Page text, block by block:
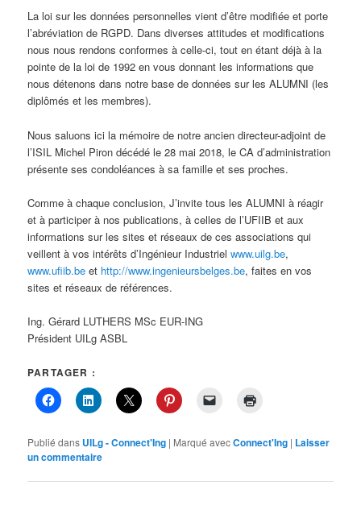
La loi sur les données personnelles vient d’être modifiée et porte
l’abréviation de RGPD. Dans diverses attitudes et modifications
nous nous rendons conformes à celle-ci, tout en étant déjà à la
pointe de la loi de 1992 en vous donnant les informations que
nous détenons dans notre base de données sur les ALUMNI (les
diplômés et les membres).
Nous saluons ici la mémoire de notre ancien directeur-adjoint de
l’ISIL Michel Piron décédé le 28 mai 2018, le CA d’administration
présente ses condoléances à sa famille et ses proches.
Comme à chaque conclusion, J’invite tous les ALUMNI à réagir
et à participer à nos publications, à celles de l’UFIIB et aux
informations sur les sites et réseaux de ces associations qui
veillent à vos intérêts d’Ingénieur Industrielwww.uilg.be,
www.ufiib.be et http://www.ingenieursbelges.be, faites en vos
sites et réseaux de références.
Ing. Gérard LUTHERS MSc EUR-ING
Président UILg ASBL
PARTAGER :
Publié dans UILg - Connect'Ing | Marqué avecConnect'Ing | Laisser
un commentaire